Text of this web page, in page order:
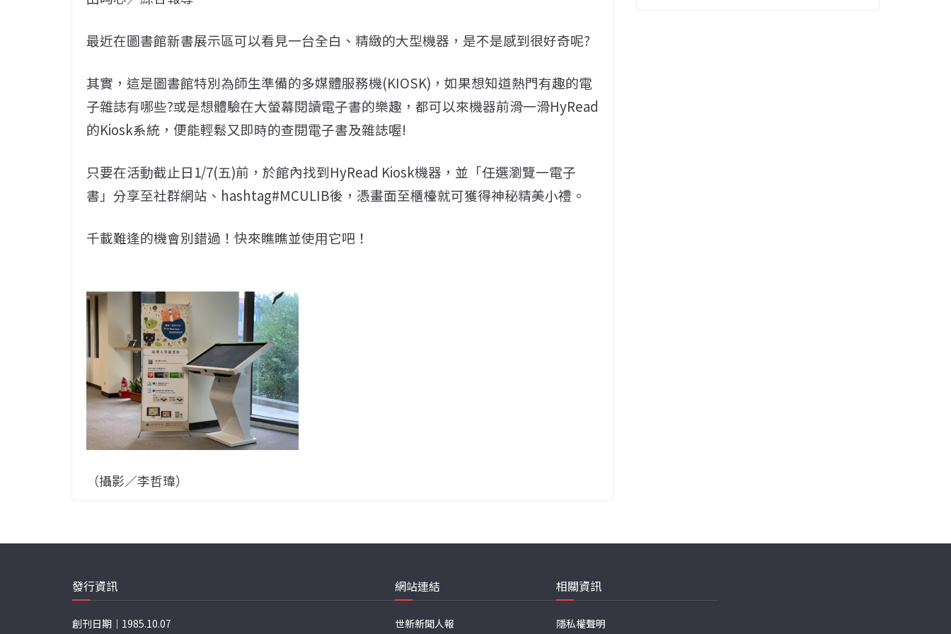
最近在圖書館新書展示區可以看見一台全白、精緻的大型機器，是不是感到很好奇呢?
其實，這是圖書館特別為師生準備的多媒體服務機(KIOSK)，如果想知道熱門有趣的電
子雜誌有哪些?或是想體驗在大螢幕閱讀電子書的樂趣，都可以來機器前滑一滑HyRead
的Kiosk系統，便能輕鬆又即時的查閱電子書及雜誌喔!
只要在活動截止日1/7(五)前，於館內找到HyRead Kiosk機器，並「任選瀏覽一電子
書」分享至社群網站、hashtag#MCULIB後，憑畫面至櫃檯就可獲得神秘精美小禮。
千載難逢的機會別錯過！快來瞧瞧並使用它吧！
（攝影／李哲瑋）
發行資訊
創刊日期｜1985.10.07
網站連結
世新新聞人報
相關資訊
隱私權聲明